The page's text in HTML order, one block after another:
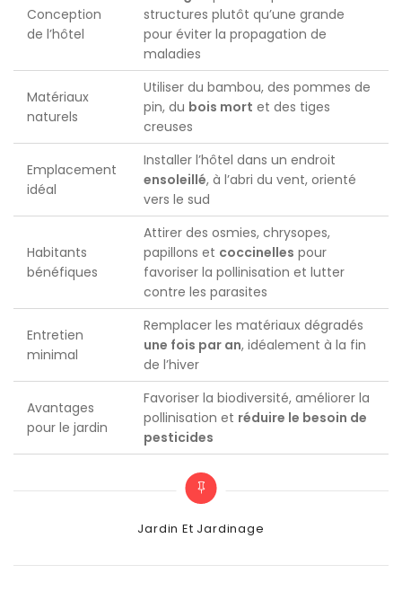
Conception
de l’hôtel
structures plutôt qu’une grande
pour éviter la propagation de
maladies
Matériaux
naturels
Utiliser du bambou, des pommes de
pin, du bois mort et des tiges
creuses
Emplacement
idéal
Installer l’hôtel dans un endroit
ensoleillé, à l’abri du vent, orienté
vers le sud
Habitants
bénéfiques
Attirer des osmies, chrysopes,
papillons et coccinelles pour
favoriser la pollinisation et lutter
contre les parasites
Entretien
minimal
Remplacer les matériaux dégradés
une fois par an, idéalement à la fin
de l’hiver
Avantages
pour le jardin
Favoriser la biodiversité, améliorer la
pollinisation et réduire le besoin de
pesticides
Categories
Jardin Et Jardinage